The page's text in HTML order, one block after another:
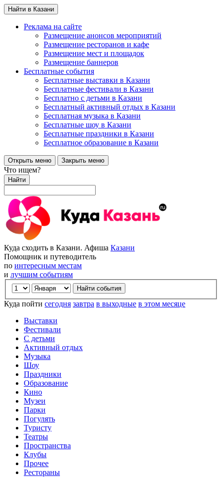
Найти в Казани
Реклама на сайте
Размещение анонсов мероприятий
Размещение ресторанов и кафе
Размещение мест и площадок
Размещение баннеров
Бесплатные события
Бесплатные выставки в Казани
Бесплатные фестивали в Казани
Бесплатно с детьми в Казани
Бесплатный активный отдых в Казани
Бесплатная музыка в Казани
Бесплатные шоу в Казани
Бесплатные праздники в Казани
Бесплатное образование в Казани
Открыть меню Закрыть меню
Что ищем?
Найти
Куда сходить в Казани. Афиша Казани
Помощник и путеводитель
по интересным местам
и лучшим событиям
Куда пойти сегодня завтра в выходные в этом месяце
Выставки
Фестивали
С детьми
Активный отдых
Музыка
Шоу
Праздники
Образование
Кино
Музеи
Парки
Погулять
Туристу
Театры
Пространства
Клубы
Прочее
Рестораны